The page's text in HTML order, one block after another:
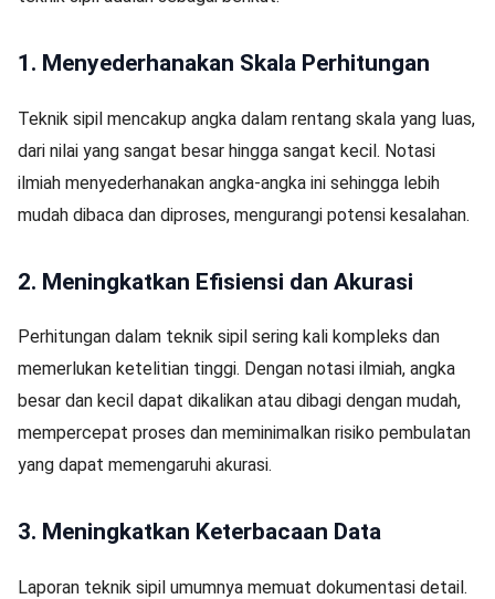
1. Menyederhanakan Skala Perhitungan
Teknik sipil mencakup angka dalam rentang skala yang luas,
dari nilai yang sangat besar hingga sangat kecil. Notasi
ilmiah menyederhanakan angka-angka ini sehingga lebih
mudah dibaca dan diproses, mengurangi potensi kesalahan.
2. Meningkatkan Efisiensi dan Akurasi
Perhitungan dalam teknik sipil sering kali kompleks dan
memerlukan ketelitian tinggi. Dengan notasi ilmiah, angka
besar dan kecil dapat dikalikan atau dibagi dengan mudah,
mempercepat proses dan meminimalkan risiko pembulatan
yang dapat memengaruhi akurasi.
3. Meningkatkan Keterbacaan Data
Laporan teknik sipil umumnya memuat dokumentasi detail.